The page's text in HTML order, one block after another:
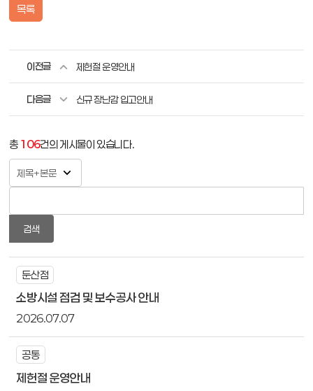
목록
이전글 제헌절 운영안내
다음글 신규 장난감 입고안내
총 106건의 게시물이 있습니다.
검색
둔산점
소방시설 점검 및 보수공사 안내
2026.07.07
공통
제헌절 운영안내